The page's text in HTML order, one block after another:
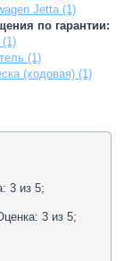
Jetta (1)
по гарантии:
(1)
(1)
(ходовая) (1)
3 из5;
3 из5;